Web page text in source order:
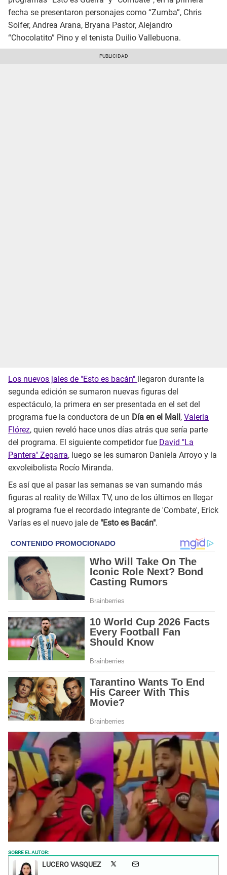
fecha se presentaron personajes como “Zumba”, Chris
Soifer, Andrea Arana, Bryana Pastor, Alejandro
“Chocolatito” Pino y el tenista Duilio Vallebuona.
Los nuevos jales de "Esto es bacán" llegaron durante la
segunda edición se sumaron nuevas figuras del
espectáculo, la primera en ser presentada en el set del
programa fue la conductora de un Día en el Mall, Valeria
Flórez, quien reveló hace unos días atrás que sería parte
del programa. El siguiente competidor fue David "La
Pantera" Zegarra, luego se les sumaron Daniela Arroyo y la
exvoleibolista Rocío Miranda.
Es así que al pasar las semanas se van sumando más
figuras al reality de Willax TV, uno de los últimos en llegar
al programa fue el recordado integrante de 'Combate', Erick
Varías es el nuevo jale de "Esto es Bacán".
SOBRE EL AUTOR:
LUCERO VASQUEZ